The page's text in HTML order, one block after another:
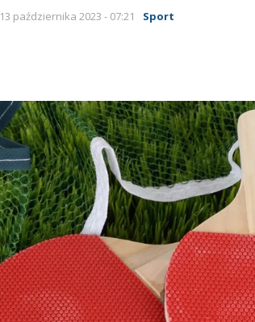
13 października 2023 - 07:21 Sport